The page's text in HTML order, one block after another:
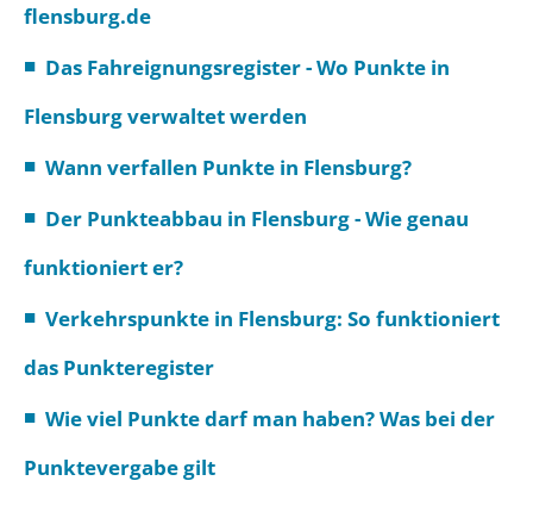
flensburg.de
Das Fahreignungsregister - Wo Punkte in
Flensburg verwaltet werden
Wann verfallen Punkte in Flensburg?
Der Punkteabbau in Flensburg - Wie genau
funktioniert er?
Verkehrspunkte in Flensburg: So funktioniert
das Punkteregister
Wie viel Punkte darf man haben? Was bei der
Punktevergabe gilt